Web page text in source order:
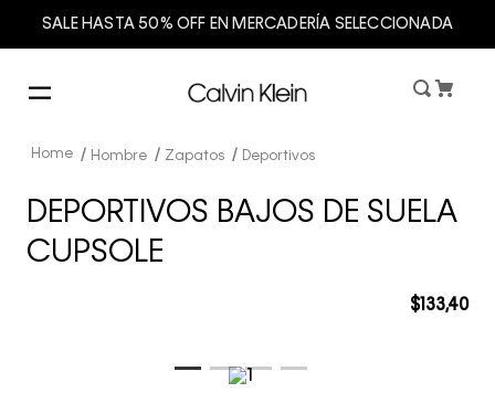
SALE HASTA 50% OFF EN MERCADERÍA SELECCIONADA
Hombre Zapatos Deportivos
DEPORTIVOS BAJOS DE SUELA
CUPSOLE
$133,40